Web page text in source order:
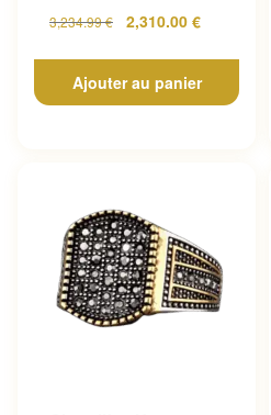
3,234.99€ 2,310.00 €
Ajouter au panier